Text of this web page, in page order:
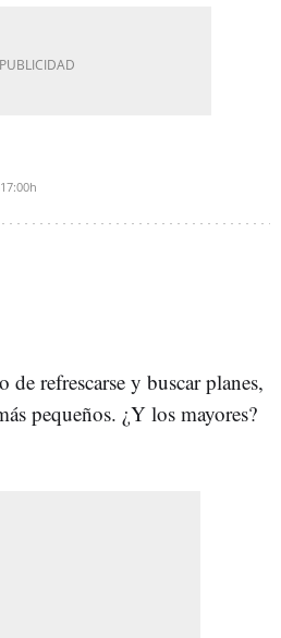
17:00h
de refrescarse y buscar planes,
pequeños. ¿Y los mayores?